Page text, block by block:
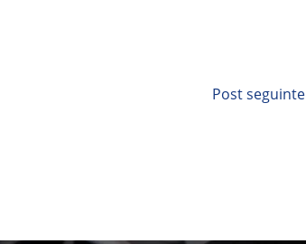
Post seguinte